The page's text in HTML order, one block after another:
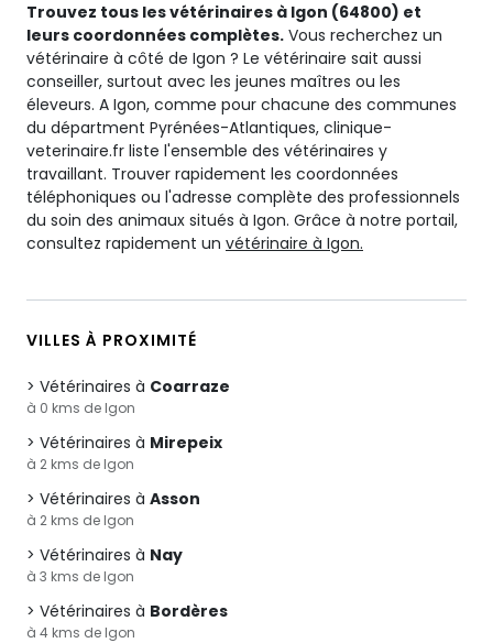
Trouvez tous les vétérinaires à Igon (64800) et
leurs coordonnées complètes. Vous recherchez un
vétérinaire à côté de Igon ? Le vétérinaire sait aussi
conseiller, surtout avec les jeunes maîtres ou les
éleveurs. A Igon, comme pour chacune des communes
du départment Pyrénées-Atlantiques, clinique-
veterinaire.fr liste l'ensemble des vétérinaires y
travaillant. Trouver rapidement les coordonnées
téléphoniques ou l'adresse complète des professionnels
du soin des animaux situés à Igon. Grâce à notre portail,
consultez rapidement un vétérinaire à Igon.
VILLES À PROXIMITÉ
Vétérinaires à Coarraze
à 0 kms de Igon
Vétérinaires à Mirepeix
à 2 kms de Igon
Vétérinaires à Asson
à 2 kms de Igon
Vétérinaires à Nay
à 3 kms de Igon
Vétérinaires à Bordères
à 4 kms de Igon